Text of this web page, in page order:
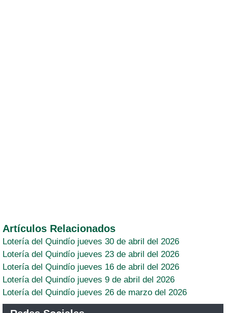
Artículos Relacionados
Lotería del Quindío jueves 30 de abril del 2026
Lotería del Quindío jueves 23 de abril del 2026
Lotería del Quindío jueves 16 de abril del 2026
Lotería del Quindío jueves 9 de abril del 2026
Lotería del Quindío jueves 26 de marzo del 2026